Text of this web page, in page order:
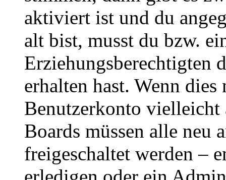
aktiviert ist und du
alt bist, musst du bzw.
Erziehungsberechtigten
erhalten hast. Wenn
Benutzerkonto
Boards müssen alle neu
freigeschaltet werden –